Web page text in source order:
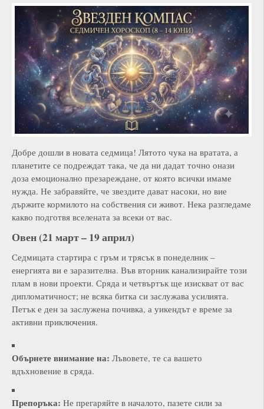
Добре дошли в новата седмица! Лятото чука на вратата, а
планетите се подреждат така, че да ни дадат точно онази
доза емоционално презареждане, от която всички имаме
нужда. Не забравяйте, че звездите дават насоки, но вие
държите кормилото на собствения си живот. Нека разгледаме
какво подготвя вселената за всеки от вас.
Овен (21 март – 19 април)
Седмицата стартира с гръм и трясък в понеделник –
енергията ви е заразителна. Във вторник канализирайте този
плам в нови проекти. Сряда и четвъртък ще изискват от вас
дипломатичност; не всяка битка си заслужава усилията.
Петък е ден за заслужена почивка, а уикендът е време за
активни приключения.
Обърнете внимание на: Лъвовете, те са вашето
вдъхновение в сряда.
Препоръка: Не прегаряйте в началото, пазете сили за